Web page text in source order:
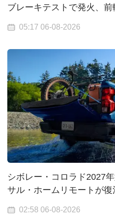
ブレーキテストで発火、
05:17 06-08-2026
シボレー・コロラド2027
サル・ホームリモートが
02:58 06-08-2026